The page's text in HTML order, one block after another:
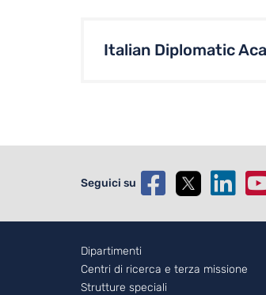
Italian Diplomatic
Seguici su
Footer - 1
Dipartimenti
Centri di ricerca e terza missione
Strutture speciali